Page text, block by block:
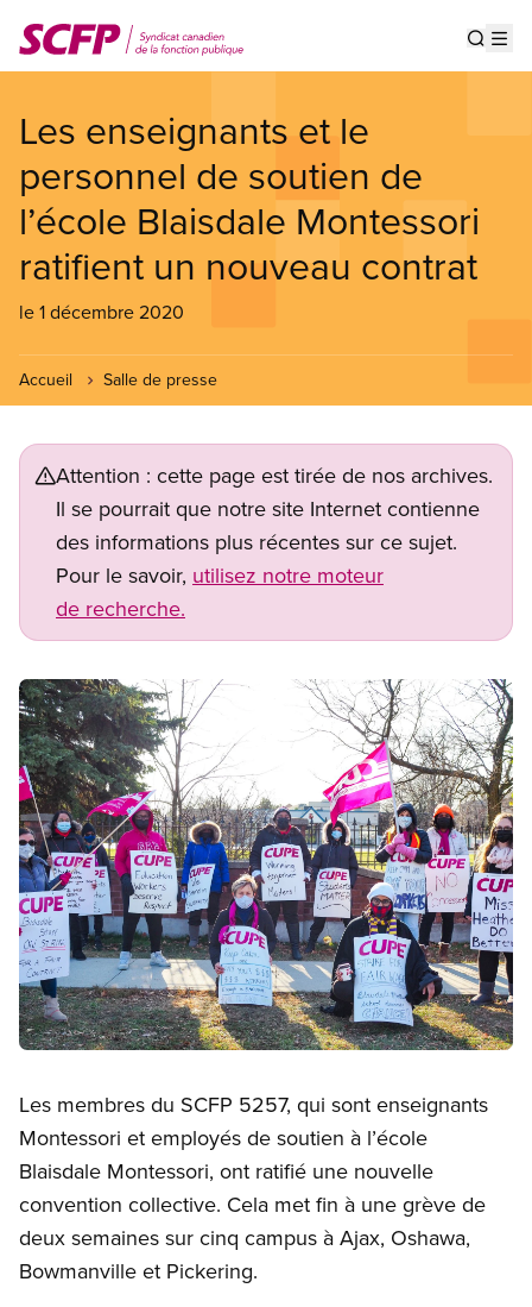
au
contenu
Les enseignants et le
personnel de soutien de
l’école Blaisdale Montessori
ratifient un nouveau contrat
le 1 décembre 2020
Accueil Salle de presse
Attention : cette page est tirée de nos archives.
Il se pourrait que notre site Internet contienne
des informations plus récentes sur ce sujet.
Pour le savoir, utilisez notre moteur
de recherche.
Image
Les membres du SCFP 5257, qui sont enseignants
Montessori et employés de soutien à l’école
Blaisdale Montessori, ont ratifié une nouvelle
convention collective. Cela met fin à une grève de
deux semaines sur cinq campus à Ajax, Oshawa,
Bowmanville et Pickering.